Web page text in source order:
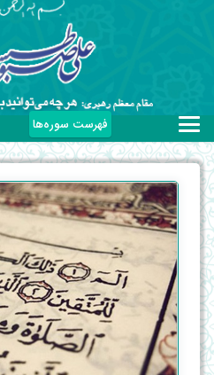
فهرست سوره‌ها